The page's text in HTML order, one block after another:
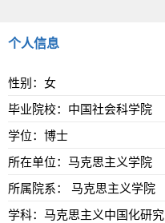
个人信息
性别：女
毕业院校：中国社会科学院
学位：博士
所在单位：马克思主义学院
所属院系： 马克思主义学院
学科：马克思主义中国化研究